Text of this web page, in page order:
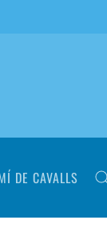
DE CAVALLS